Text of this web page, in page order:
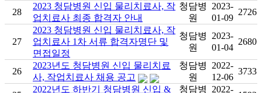
28
2023 청담병원 신입 물리치료사, 작
업치료사 최종 합격자 안내
청담병
원
2023-
01-09
2726
27
2023 청담병원 신입 물리치료사, 작
업치료사 1차 서류 합격자명단 및
면접일정
청담병
원
2023-
01-04
2680
26
2023년도 청담병원 신입 물리치료
사, 작업치료사 채용 공고
청담병
원
2022-
12-06
3733
2022년도 하반기 청담병원 신입 &
청담병 2022-